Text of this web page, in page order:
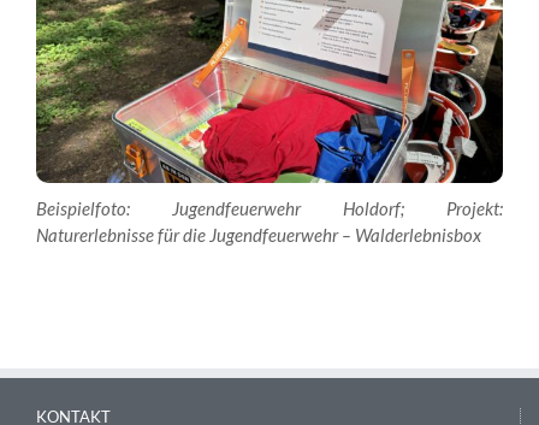
Beispielfoto: Jugendfeuerwehr Holdorf; Projekt:
Naturerlebnisse für die Jugendfeuerwehr – Walderlebnisbox
KONTAKT